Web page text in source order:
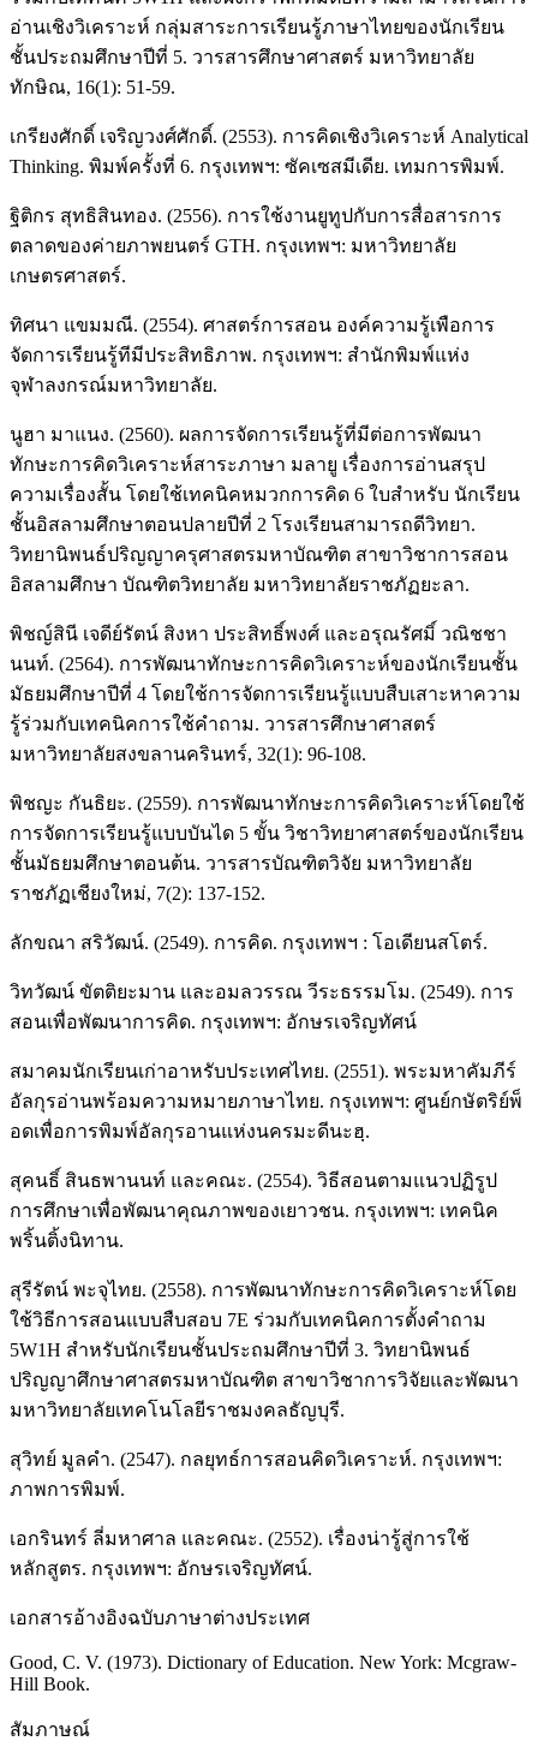
อ่านเชิงวิเคราะห์ กลุ่มสาระการเรียนรู้ภาษาไทยของนักเรียน
ชั้นประถมศึกษาปีที่ 5. วารสารศึกษาศาสตร์ มหาวิทยาลัย
ทักษิณ, 16(1): 51-59.
เกรียงศักดิ์ เจริญวงศ์ศักดิ์. (2553). การคิดเชิงวิเคราะห์ Analytical
Thinking. พิมพ์ครั้งที่ 6. กรุงเทพฯ: ซัคเซสมีเดีย. เทมการพิมพ์.
ฐิติกร สุทธิสินทอง. (2556). การใช้งานยูทูปกับการสื่อสารการ
ตลาดของค่ายภาพยนตร์ GTH. กรุงเทพฯ: มหาวิทยาลัย
เกษตรศาสตร์.
ทิศนา แขมมณี. (2554). ศาสตร์การสอน องค์ความรู้เพือการ
จัดการเรียนรู้ทีมีประสิทธิภาพ. กรุงเทพฯ: สํานักพิมพ์แห่ง
จุฬาลงกรณ์มหาวิทยาลัย.
นูฮา มาแนง. (2560). ผลการจัดการเรียนรู้ที่มีต่อการพัฒนา
ทักษะการคิดวิเคราะห์สาระภาษา มลายู เรื่องการอ่านสรุป
ความเรื่องสั้น โดยใช้เทคนิคหมวกการคิด 6 ใบสำหรับ นักเรียน
ชั้นอิสลามศึกษาตอนปลายปีที่ 2 โรงเรียนสามารถดีวิทยา.
วิทยานิพนธ์ปริญญาครุศาสตรมหาบัณฑิต สาขาวิชาการสอน
อิสลามศึกษา บัณฑิตวิทยาลัย มหาวิทยาลัยราชภัฏยะลา.
พิชญ์สินี เจดีย์รัตน์ สิงหา ประสิทธิ์พงศ์ และอรุณรัศมิ์ วณิชชา
นนท์. (2564). การพัฒนาทักษะการคิดวิเคราะห์ของนักเรียนชั้น
มัธยมศึกษาปีที่ 4 โดยใช้การจัดการเรียนรู้แบบสืบเสาะหาความ
รู้ร่วมกับเทคนิคการใช้คำถาม. วารสารศึกษาศาสตร์
มหาวิทยาลัยสงขลานครินทร์, 32(1): 96-108.
พิชญะ กันธิยะ. (2559). การพัฒนาทักษะการคิดวิเคราะห์โดยใช้
การจัดการเรียนรู้แบบบันได 5 ขั้น วิชาวิทยาศาสตร์ของนักเรียน
ชั้นมัธยมศึกษาตอนต้น. วารสารบัณฑิตวิจัย มหาวิทยาลัย
ราชภัฏเชียงใหม่, 7(2): 137-152.
ลักขณา สริวัฒน์. (2549). การคิด. กรุงเทพฯ : โอเดียนสโตร์.
วิทวัฒน์ ขัตติยะมาน และอมลวรรณ วีระธรรมโม. (2549). การ
สอนเพื่อพัฒนาการคิด. กรุงเทพฯ: อักษรเจริญทัศน์
สมาคมนักเรียนเก่าอาหรับประเทศไทย. (2551). พระมหาคัมภีร์
อัลกุรอ่านพร้อมความหมายภาษาไทย. กรุงเทพฯ: ศูนย์กษัตริย์พ็
อดเพื่อการพิมพ์อัลกุรอานแห่งนครมะดีนะฮฺ.
สุคนธิ์ สินธพานนท์ และคณะ. (2554). วิธีสอนตามแนวปฏิรูป
การศึกษาเพื่อพัฒนาคุณภาพของเยาวชน. กรุงเทพฯ: เทคนิค
พริ้นติ้งนิทาน.
สุรีรัตน์ พะจุไทย. (2558). การพัฒนาทักษะการคิดวิเคราะห์โดย
ใช้วิธีการสอนแบบสืบสอบ 7E ร่วมกับเทคนิคการตั้งคำถาม
5W1H สำหรับนักเรียนชั้นประถมศึกษาปีที่ 3. วิทยานิพนธ์
ปริญญาศึกษาศาสตรมหาบัณฑิต สาขาวิชาการวิจัยและพัฒนา
มหาวิทยาลัยเทคโนโลยีราชมงคลธัญบุรี.
สุวิทย์ มูลคำ. (2547). กลยุทธ์การสอนคิดวิเคราะห์. กรุงเทพฯ:
ภาพการพิมพ์.
เอกรินทร์ ลี่มหาศาล และคณะ. (2552). เรื่องน่ารู้สู่การใช้
หลักสูตร. กรุงเทพฯ: อักษรเจริญทัศน์.
เอกสารอ้างอิงฉบับภาษาต่างประเทศ
Good, C. V. (1973). Dictionary of Education. New York: Mcgraw-
Hill Book.
สัมภาษณ์